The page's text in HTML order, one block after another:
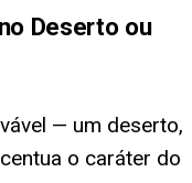
Deserto ou
— um deserto,
o caráter do